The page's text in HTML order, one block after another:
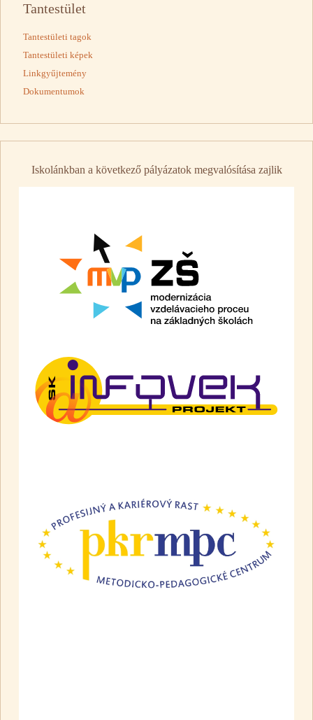
Tantestület
Tantestületi tagok
Tantestületi képek
Linkgyűjtemény
Dokumentumok
Iskolánkban a következő pályázatok megvalósítása zajlik